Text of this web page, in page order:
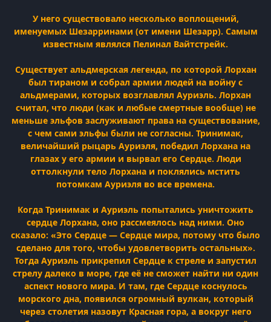
У него существовало несколько воплощений,
именуемых Шезарринами (от имени Шезарр). Самым
известным являлся Пелинал Вайтстрейк.
Существует альдмерская легенда, по которой Лорхан
был тираном и собрал армии людей на войну с
альдмерами, которых возглавлял Ауриэль. Лорхан
считал, что люди (как и любые смертные вообще) не
меньше эльфов заслуживают права на существование,
с чем сами эльфы были не согласны. Тринимак,
величайший рыцарь Ауриэля, победил Лорхана на
глазах у его армии и вырвал его Сердце. Люди
оттолкнули тело Лорхана и поклялись мстить
потомкам Ауриэля во все времена.
Когда Тринимак и Ауриэль попытались уничтожить
сердце Лорхана, оно рассмеялось над ними. Оно
сказало: «Это Сердце — Сердце мира, потому что было
сделано для того, чтобы удовлетворить остальных».
Тогда Ауриэль прикрепил Сердце к стреле и запустил
стрелу далеко в море, где её не сможет найти ни один
аспект нового мира. И там, где Сердце коснулось
морского дна, появился огромный вулкан, который
через столетия назовут Красная гора, а вокруг него